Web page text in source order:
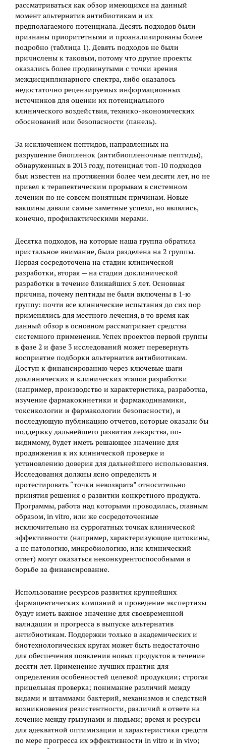
рассматриваться как обзор имеющихся на данный
момент альтернатив антибиотикам и их
предполагаемого потенциала. Десять подходов были
признаны приоритетными и проанализированы более
подробно (таблица 1). Девять подходов не были
причислены к таковым, потому что другие проекты
оказались более продвинутыми с точки зрения
междисциплинарного спектра, либо оказалось
недостаточно рецензируемых информационных
источников для оценки их потенциального
клинического воздействия, технико-экономических
обоснований или безопасности (панель).
За исключением пептидов, направленных на
разрушение биопленок (антибиопленочные пептиды),
обнаруженных в 2013 году, потенциал топ-10 подходов
был известен на протяжении более чем десяти лет, но не
привел к терапевтическим прорывам в системном
лечении по не совсем понятным причинам. Новые
вакцины давали самые заметные успехи, но являлись,
конечно, профилактическими мерами.
Десятка подходов, на которые наша группа обратила
пристальное внимание, была разделена на 2 группы.
Первая сосредоточена на стадии клинической
разработки, вторая — на стадии доклинической
разработки в течение ближайших 5 лет. Основная
причина, почему пептиды не были включены в 1-ю
группу: почти все клинические испытания до сих пор
применялись для местного лечения, в то время как
данный обзор в основном рассматривает средства
системного применения. Успех проектов первой группы
в фазе 2 и фазе 3 исследований может перевернуть
восприятие подборки альтернатив антибиотикам.
Доступ к финансированию через ключевые шаги
доклинических и клинических этапов разработки
(например, производство и характеристика, разработка,
изучение фармакокинетики и фармакодинамики,
токсикологии и фармакологии безопасности), и
последующую публикацию отчетов, которые оказали бы
поддержку дальнейшего развития лекарства, по-
видимому, будет иметь решающее значение для
продвижения к их клинической проверке и
установлению доверия для дальнейшего использования.
Исследования должны ясно определить и
протестировать “точки невозврата” относительно
принятия решения о развитии конкретного продукта.
Программы, работа над которыми проводилась, главным
образом, in vitro, или же сосредоточенные
исключительно на суррогатных точках клинической
эффективности (например, характеризующие цитокины,
а не патологию, микробиологию, или клинический
ответ) могут оказаться неконкурентоспособными в
борьбе за финансирование.
Использование ресурсов развития крупнейших
фармацевтических компаний и проведение экспертизы
будут иметь важное значение для своевременной
валидации и прогресса в выпуске альтернатив
антибиотикам. Поддержки только в академических и
биотехнологических кругах может быть недостаточно
для обеспечения появления новых продуктов в течение
десяти лет. Применение лучших практик для
определения особенностей целевой продукции; строгая
прицельная проверка; понимание различий между
видами и штаммами бактерий, механизмов и следствий
возникновения резистентности, различий в ответе на
лечение между грызунами и людьми; время и ресурсы
для адекватной оптимизации и характеристики средств
по мере прогресса их эффективности in vitro и in vivo;